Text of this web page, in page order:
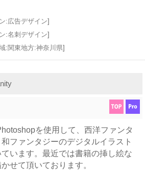
:広告デザイン]
:名刺デザイン]
:関東地方:神奈川県]
を使用して、西洋ファンタ
和ファンタジーのデジタルイラスト
ています。最近では書籍の挿し絵な
せて頂いております。